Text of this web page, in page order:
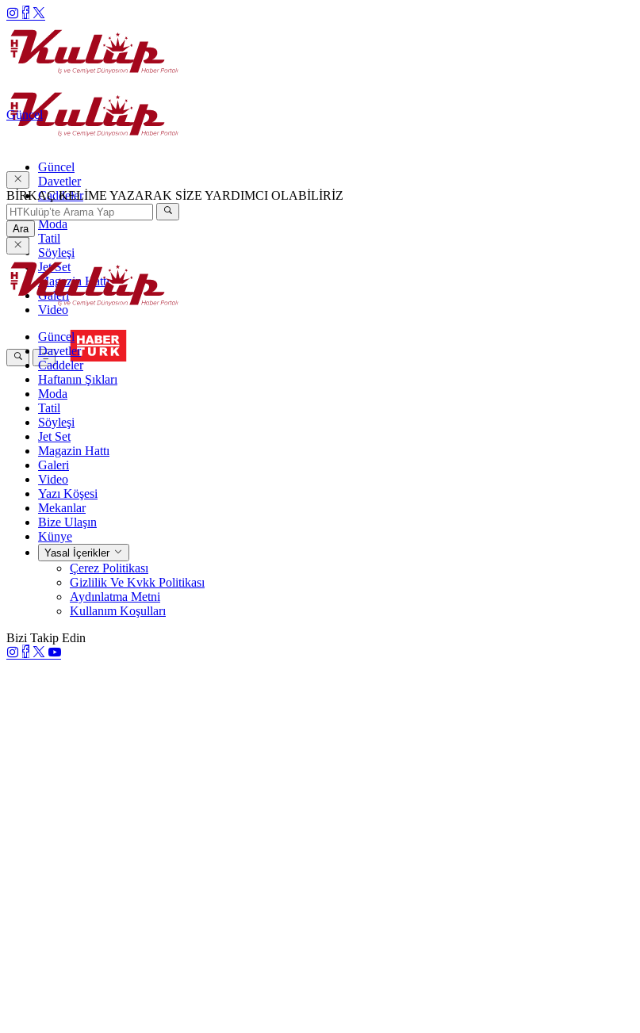
Güncel
Davetler
Caddeler
Haftanın Şıkları
Moda
Tatil
Söyleşi
Jet Set
Magazin Hattı
Galeri
Video
Güncel
BİRKAÇ KELİME YAZARAK SİZE YARDIMCI OLABİLİRİZ
Ara
Güncel
Davetler
Caddeler
Haftanın Şıkları
Moda
Tatil
Söyleşi
Jet Set
Magazin Hattı
Galeri
Video
Yazı Köşesi
Mekanlar
Bize Ulaşın
Künye
Yasal İçerikler
Çerez Politikası
Gizlilik Ve Kvkk Politikası
Aydınlatma Metni
Kullanım Koşulları
Bizi Takip Edin